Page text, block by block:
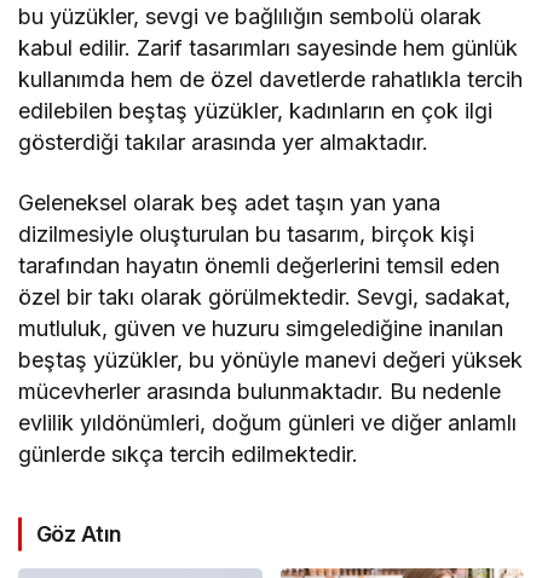
bu yüzükler, sevgi ve bağlılığın sembolü olarak
kabul edilir. Zarif tasarımları sayesinde hem günlük
kullanımda hem de özel davetlerde rahatlıkla tercih
edilebilen beştaş yüzükler, kadınların en çok ilgi
gösterdiği takılar arasında yer almaktadır.
Geleneksel olarak beş adet taşın yan yana
dizilmesiyle oluşturulan bu tasarım, birçok kişi
tarafından hayatın önemli değerlerini temsil eden
özel bir takı olarak görülmektedir. Sevgi, sadakat,
mutluluk, güven ve huzuru simgelediğine inanılan
beştaş yüzükler, bu yönüyle manevi değeri yüksek
mücevherler arasında bulunmaktadır. Bu nedenle
evlilik yıldönümleri, doğum günleri ve diğer anlamlı
günlerde sıkça tercih edilmektedir.
Göz Atın